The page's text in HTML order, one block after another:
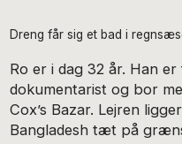
Dreng får sig et bad i
Ro er i dag 32 år. Han
dokumentarist og bor
Cox’s Bazar. Lejren
Bangladesh tæt på